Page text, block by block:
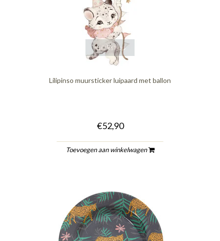
quickshop
Lilipinso muursticker luipaard met ballon
€52,90
Toevoegen aan winkelwagen